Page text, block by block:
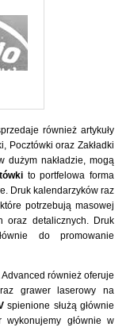
również artykuły
Pocztówki oraz Zakładki
dużym nakładzie, mogą
to portfelowa forma
Druk kalendarzyków raz
potrzebują masowej
oraz detalicznych. Druk
do promowanie
Advanced również oferuje
grawer laserowy na
spienione służą głównie
wykonujemy głównie w